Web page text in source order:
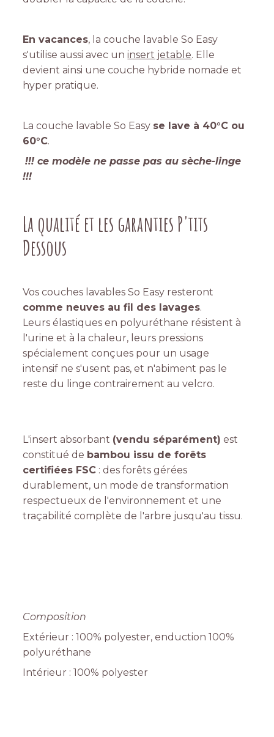
En vacances, la couche lavable So Easy
s'utilise aussi avec uninsert jetable. Elle
devient ainsi une couche hybride nomade et
hyper pratique.
La couche lavable So Easy se lave à 40°C ou
60°C.
!!! ce modèle ne passe pas au sèche-linge
!!!
La qualité et les garanties P'tits
Dessous
Vos couches lavables So Easy resteront
comme neuves au fil des lavages.
Leurs élastiques en polyuréthane résistent à
l'urine et à la chaleur, leurs pressions
spécialement conçues pour un usage
intensif ne s'usent pas, et n'abiment pas le
reste du linge contrairement au velcro.
L'insert absorbant (vendu séparément) est
constitué de bambou issu de forêts
certifiées FSC : des forêts gérées
durablement, un mode de transformation
respectueux de l'environnement et une
traçabilité complète de l'arbre jusqu'au tissu.
Composition
Extérieur : 100% polyester, enduction 100%
polyuréthane
Intérieur : 100% polyester